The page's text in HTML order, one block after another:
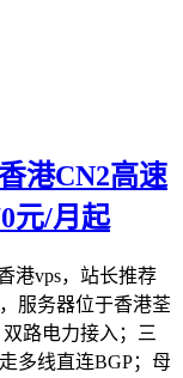
港CN2高速
元/月起
港vps，站长推荐
服务器位于香港荃
路电力接入；三
多线直连BGP；母